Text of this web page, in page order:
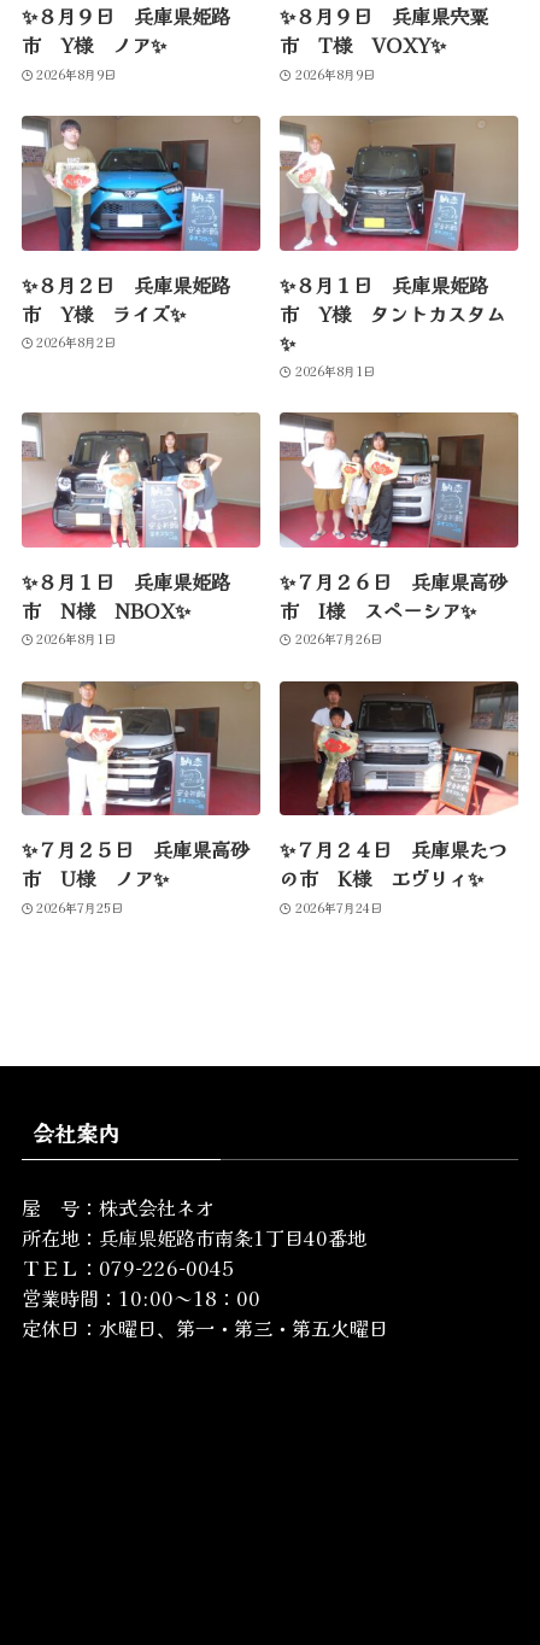
✨８月９日 兵庫県姫路
市 Y様 ノア✨
2026年8月9日
✨８月９日 兵庫県宍粟
市 T様 VOXY✨
2026年8月9日
✨８月２日 兵庫県姫路
市 Y様 ライズ✨
2026年8月2日
✨８月１日 兵庫県姫路
市 Y様 タントカスタム
✨
2026年8月1日
✨８月１日 兵庫県姫路
市 N様 NBOX✨
2026年8月1日
✨７月２６日 兵庫県高砂
市 I様 スペーシア✨
2026年7月26日
✨７月２５日 兵庫県高砂
市 U様 ノア✨
2026年7月25日
✨７月２４日 兵庫県たつ
の市 K様 エヴリィ✨
2026年7月24日
会社案内
屋 号：株式会社ネオ
所在地： 兵庫県姫路市南条1丁目40番地
ＴＥＬ：079-226-0045
営業時間：10:00～18：00
定休日：水曜日、第一・第三・第五火曜日